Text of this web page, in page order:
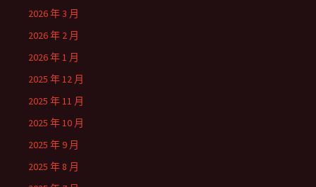
2026 年 3 月
2026 年 2 月
2026 年 1 月
2025 年 12 月
2025 年 11 月
2025 年 10 月
2025 年 9 月
2025 年 8 月